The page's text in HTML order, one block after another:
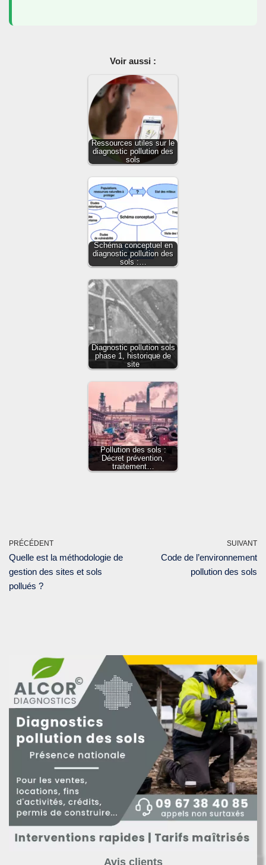
Voir aussi :
Ressources utiles sur le
diagnostic pollution des
sols
Schéma conceptuel en
diagnostic pollution des
sols :…
Diagnostic pollution sols
phase 1, historique de
site
Pollution des sols :
Décret prévention,
traitement…
PRÉCÉDENT
Quelle est la méthodologie de
gestion des sites et sols
pollués ?
SUIVANT
Code de l’environnement
pollution des sols
Avis clients